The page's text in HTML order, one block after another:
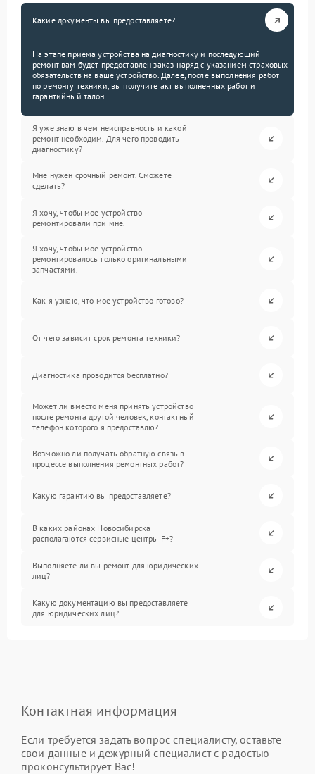
Какие документы вы предоставляете?
На этапе приема устройства на диагностику и последующий
ремонт вам будет предоставлен заказ-наряд с указанием страховых
обязательств на ваше устройство. Далее, после выполнения работ
по ремонту техники, вы получите акт выполненных работ и
гарантийный талон.
Я уже знаю в чем неисправность и какой
ремонт необходим. Для чего проводить
диагностику?
Мне нужен срочный ремонт. Сможете
сделать?
Я хочу, чтобы мое устройство
ремонтировали при мне.
Я хочу, чтобы мое устройство
ремонтировалось только оригинальными
запчастями.
Как я узнаю, что мое устройство готово?
От чего зависит срок ремонта техники?
Диагностика проводится бесплатно?
Может ли вместо меня принять устройство
после ремонта другой человек, контактный
телефон которого я предоставлю?
Возможно ли получать обратную связь в
процессе выполнения ремонтных работ?
Какую гарантию вы предоставляете?
В каких районах Новосибирска
располагаются сервисные центры F+?
Выполняете ли вы ремонт для юридических
лиц?
Какую документацию вы предоставляете
для юридических лиц?
Контактная информация
Если требуется задать вопрос специалисту, оставьте
свои данные и дежурный специалист с радостью
проконсультирует Вас!